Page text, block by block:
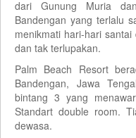
dari Gunung Muria
Bandengan yang terlalu
menikmati hari-hari
dan tak terlupakan.
Palm Beach Resort
Bandengan, Jawa
bintang 3 yang
Standart double room.
dewasa.